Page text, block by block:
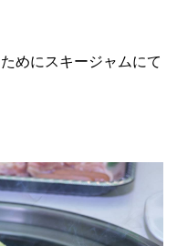
めにスキージャムにて